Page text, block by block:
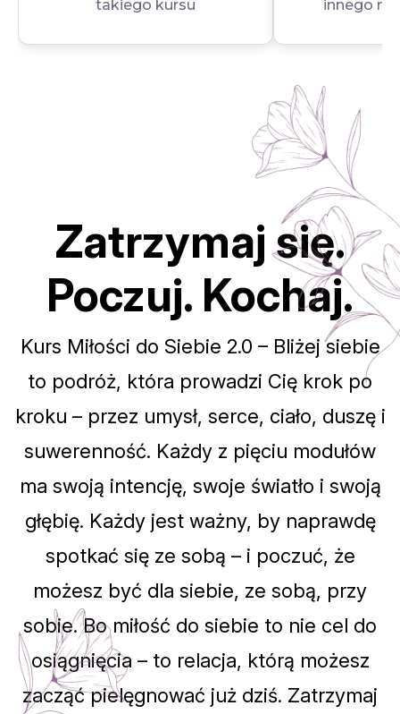
takiego kursu innego
Zatrzymaj się.
Poczuj. Kochaj.
Kurs Miłości do Siebie 2.0 – Bliżej siebie
to podróż, która prowadzi Cię krok po
kroku – przez umysł, serce, ciało, duszę i
suwerenność. Każdy z pięciu modułów
ma swoją intencję, swoje światło i swoją
głębię. Każdy jest ważny, by naprawdę
spotkać się ze sobą – i poczuć, że
możesz być dla siebie, ze sobą, przy
sobie. Bo miłość do siebie to nie cel do
osiągnięcia – to relacja, którą możesz
zacząć pielęgnować już dziś. Zatrzymaj